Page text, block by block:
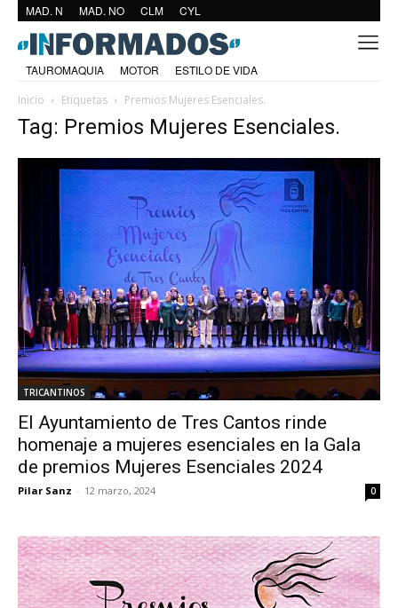
MAD. N MAD. NO CLM CYL
TAUROMAQUIA MOTOR
ESTILO DE VIDA
Inicio
Etiquetas Premios Mujeres Esenciales.
Tag: Premios Mujeres Esenciales.
TRICANTINOS
El Ayuntamiento de Tres Cantos rinde
homenaje a mujeres esenciales en la Gala
de premios Mujeres Esenciales 2024
Pilar Sanz - 12 marzo, 2024 0